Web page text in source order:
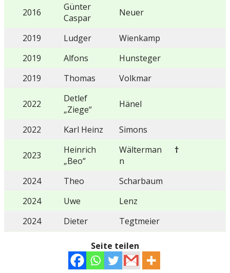
2016
Günter
Caspar
Neuer
2019 Ludger
Wienkamp
2019
Alfons
Hunsteger
2019
Thomas Volkmar
2022
Detlef
„Ziege“
Hänel
2022 Karl Heinz Simons
2023
Heinrich
„Beo“
Wälterman
n
†
2024 Theo
Scharbaum
2024
Uwe
Lenz
2024
Dieter Tegtmeier
Seite teilen